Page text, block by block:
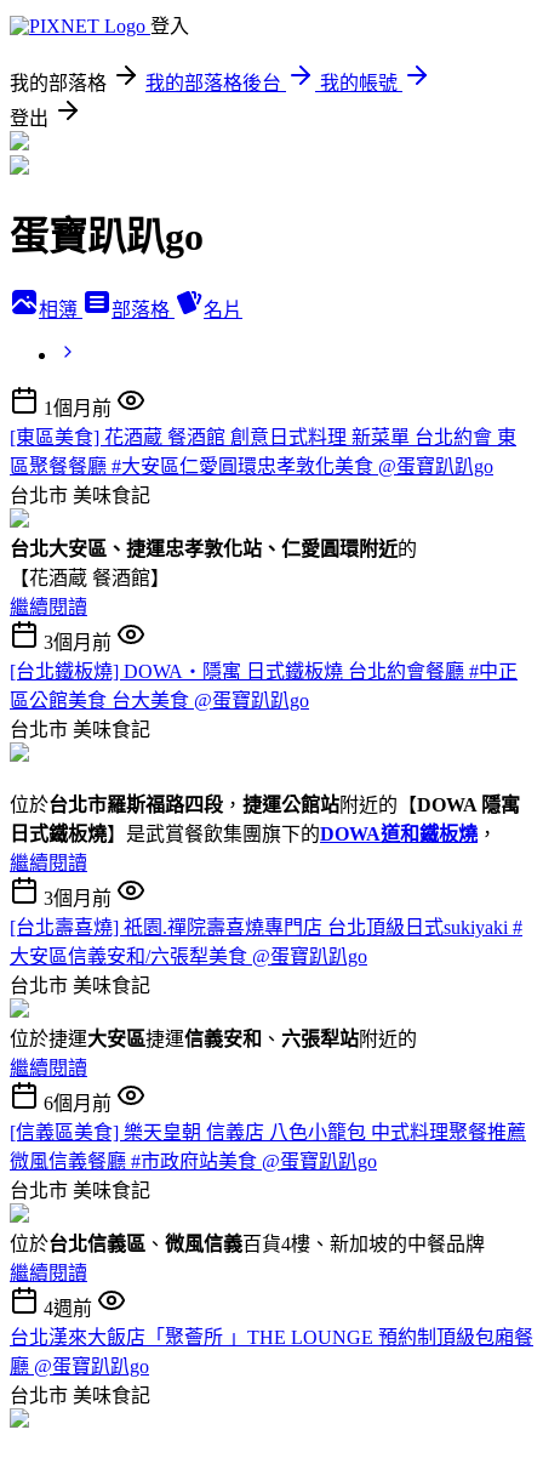
登入
我的部落格 我的部落格後台
我的帳號
登出
蛋寶趴趴go
相簿 部落格 名片
1個月前
[東區美食] 花酒蔵 餐酒館 創意日式料理 新菜單 台北約會 東
區聚餐餐廳 #大安區仁愛圓環忠孝敦化美食 @蛋寶趴趴go
台北市 美味食記
台北大安區、捷運忠孝敦化站、仁愛圓環附近的
【花酒蔵 餐酒館】
繼續閱讀
3個月前
[台北鐵板燒] DOWA・隱寓 日式鐵板燒 台北約會餐廳 #中正
區公館美食 台大美食 @蛋寶趴趴go
台北市 美味食記
位於台北市羅斯福路四段 ， 捷運公館站附近的【DOWA 隱寓
日式鐵板燒】是武賞餐飲集團旗下的DOWA道和鐵板燒 ，
繼續閱讀
3個月前
[台北壽喜燒] 祇園.禪院壽喜燒專門店 台北頂級日式sukiyaki #
大安區信義安和/六張犁美食 @蛋寶趴趴go
台北市 美味食記
位於捷運大安區捷運信義安和 、 六張犁站附近的
繼續閱讀
6個月前
[信義區美食] 樂天皇朝 信義店 八色小籠包 中式料理聚餐推薦
微風信義餐廳 #市政府站美食 @蛋寶趴趴go
台北市 美味食記
位於台北信義區 、 微風信義百貨4樓、新加坡的中餐品牌
繼續閱讀
4週前
台北漢來大飯店「聚薈所 」THE LOUNGE 預約制頂級包廂餐
廳 @蛋寶趴趴go
台北市 美味食記